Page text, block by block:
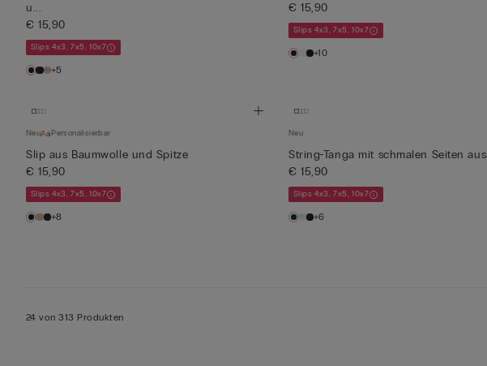
u...
€ 15,90
Slips 4x3, 7x5, 10x7
+5
€ 15,90
Slips 4x3, 7x5, 10x7
+10
Neu Personalisierbar
Slip aus Baumwolle und Spitze
€ 15,90
Slips 4x3, 7x5, 10x7
+8
Neu
String-Tanga mit schmalen Seiten
€ 15,90
Slips 4x3, 7x5, 10x7
+6
24 von 313 Produkten